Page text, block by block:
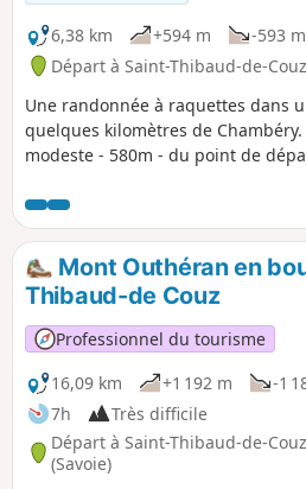
6,38 km
+594 m -593 m
Départ à Saint-Thibaud-de-
Une randonnée à raquettes dans
quelques kilomètres de
modeste - 580m - du point de
pieds. Dans ce secteur sauvage de
les traces d'animaux sont
Mont Outhéran en
Thibaud-de Couz
Professionnel du tourisme
16,09 km
+1 192 m
-1
7h
Très difficile
Départ à Saint-Thibaud-de-Couz
(Savoie)